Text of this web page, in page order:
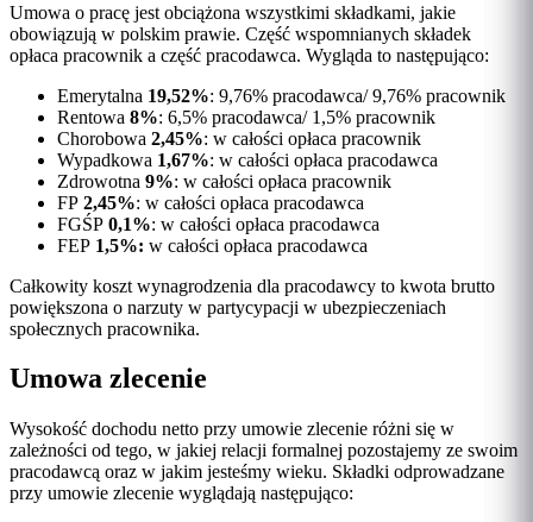
Umowa o pracę jest obciążona wszystkimi składkami, jakie
obowiązują w polskim prawie. Część wspomnianych składek
opłaca pracownik a część pracodawca. Wygląda to następująco:
Emerytalna 19,52%: 9,76% pracodawca/ 9,76% pracownik
Rentowa 8%: 6,5% pracodawca/ 1,5% pracownik
Chorobowa 2,45%: w całości opłaca pracownik
Wypadkowa 1,67%: w całości opłaca pracodawca
Zdrowotna 9%: w całości opłaca pracownik
FP 2,45%: w całości opłaca pracodawca
FGŚP 0,1%: w całości opłaca pracodawca
FEP 1,5%: w całości opłaca pracodawca
Całkowity koszt wynagrodzenia dla pracodawcy to kwota brutto
powiększona o narzuty w partycypacji w ubezpieczeniach
społecznych pracownika.
Umowa zlecenie
Wysokość dochodu netto przy umowie zlecenie różni się w
zależności od tego, w jakiej relacji formalnej pozostajemy ze swoim
pracodawcą oraz w jakim jesteśmy wieku. Składki odprowadzane
przy umowie zlecenie wyglądają następująco: